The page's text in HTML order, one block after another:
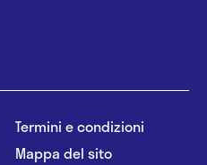
Termini e condizioni
Mappa del sito